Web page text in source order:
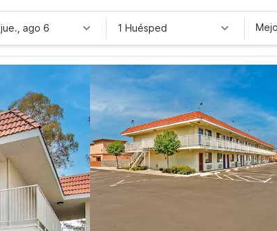
jue., ago 6 1 Huésped